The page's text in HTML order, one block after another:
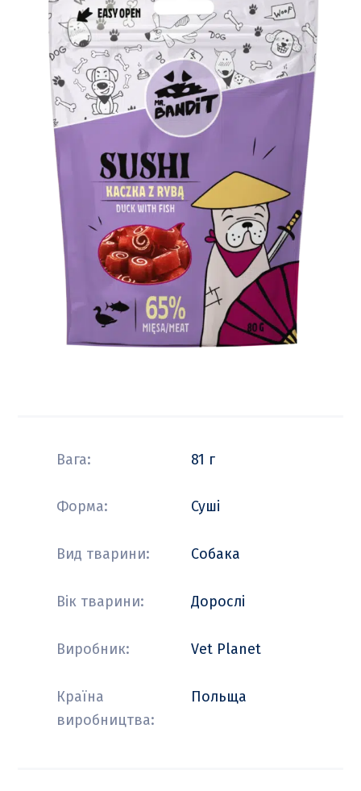
Вага: 81 г
Форма: Суші
Вид тварини: Собака
Вік тварини: Дорослі
Виробник: Vet Planet
Країна
виробництва:
Польща